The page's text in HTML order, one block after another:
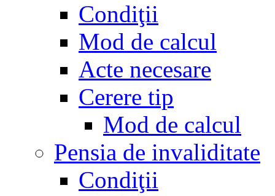
Condiţii
Mod de calcul
Acte necesare
Cerere tip
Mod de calcul
Pensia de invaliditate
Condiţii